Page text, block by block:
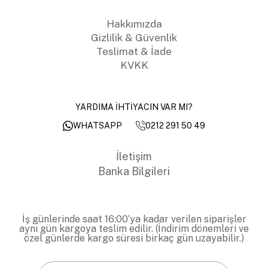
Hakkımızda
Gizlilik & Güvenlik
Teslimat & İade
KVKK
YARDIMA İHTİYACIN VAR MI?
WHATSAPP
0212 291 50 49
İletişim
Banka Bilgileri
İş günlerinde saat 16:00’ya kadar verilen siparişler
aynı gün kargoya teslim edilir. (İndirim dönemleri ve
özel günlerde kargo süresi birkaç gün uzayabilir.)